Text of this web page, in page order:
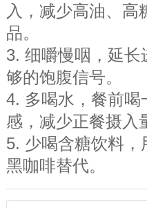
入，减少高油、高
品。
3. 细嚼慢咽，延长
够的饱腹信号。
4. 多喝水，餐前喝
感，减少正餐摄入
5. 少喝含糖饮料
黑咖啡替代。